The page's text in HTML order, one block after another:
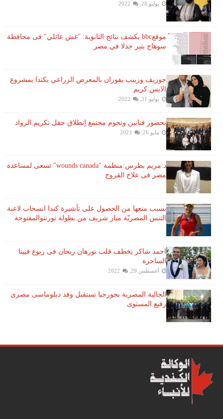
يوليو 28, 2022
موقعbbc يكشف نتائج الثانوية: "غش عائلي" فى محافظة
سوهاج يثير جدلا في مصر
جوزيف وزينب يفوزان بالمعرض الزراعي بكندا بمشروع
الايس كريم
يوليو 31, 2022
بحضور فنانين ونجوم مجتمع إنطلاق حفل تكريم الرواد
مايو 26, 2023
د.مريم بطرس:منظمة "wounds canada" تسعى لمساعدة
مصر فى علاج القروح
بسبب منعها من الحصول على تأشيرة كندا انسحاب لاعبة ​
التنس​ المصريّة ​ميار شريف​ من بطولة ​تورنتو​المفتوحة
احمد شاكر يخطف قلب نورهان ريحان فى ربوع فيينا
الساحرة
أغسطس 29, 2022
الجالية المصرية بجورجيا تستقبل وفد دبلوماسى مصرى
رفيع المستوى